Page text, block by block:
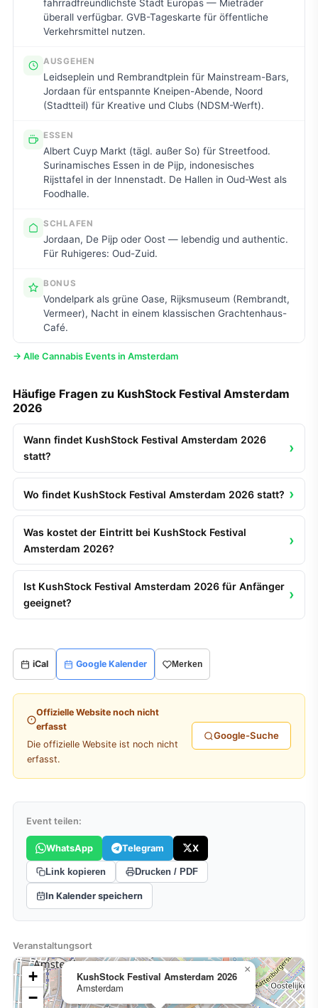
fahrradfreundlichste Stadt Europas — Mieträder
überall verfügbar. GVB-Tageskarte für öffentliche
Verkehrsmittel nutzen.
AUSGEHEN
Leidseplein und Rembrandtplein für Mainstream-Bars,
Jordaan für entspannte Kneipen-Abende, Noord
(Stadtteil) für Kreative und Clubs (NDSM-Werft).
ESSEN
Albert Cuyp Markt (tägl. außer So) für Streetfood.
Surinamisches Essen in de Pijp, indonesisches
Rijsttafel in der Innenstadt. De Hallen in Oud-West als
Foodhalle.
SCHLAFEN
Jordaan, De Pijp oder Oost — lebendig und authentic.
Für Ruhigeres: Oud-Zuid.
BONUS
Vondelpark als grüne Oase, Rijksmuseum (Rembrandt,
Vermeer), Nacht in einem klassischen Grachtenhaus-
Café.
→ Alle Cannabis Events in Amsterdam
Häufige Fragen zu KushStock Festival Amsterdam
2026
Wann findet KushStock Festival Amsterdam 2026
statt?
Wo findet KushStock Festival Amsterdam 2026 statt?
Was kostet der Eintritt bei KushStock Festival
Amsterdam 2026?
Ist KushStock Festival Amsterdam 2026 für Anfänger
geeignet?
iCal Google Kalender Merken
Offizielle Website noch nicht
erfasst
Die offizielle Website ist noch nicht
erfasst.
Google-Suche
Event teilen:
WhatsApp Telegram X
Link kopieren Drucken / PDF
In Kalender speichern
Veranstaltungsort
KushStock Festival Amsterdam 2026
Amsterdam
×
+
−